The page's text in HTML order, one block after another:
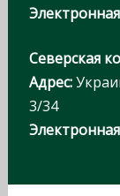
Северская
Адрес:
3/34